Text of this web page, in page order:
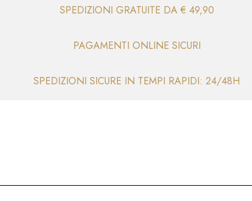
SPEDIZIONI GRATUITE DA € 49,90
PAGAMENTI ONLINE SICURI
SPEDIZIONI SICURE IN TEMPI RAPIDI: 24/48H